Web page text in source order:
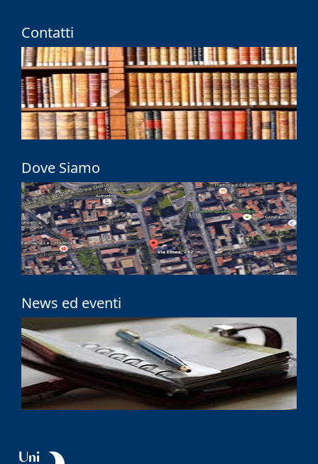
Contatti
Dove Siamo
News ed eventi